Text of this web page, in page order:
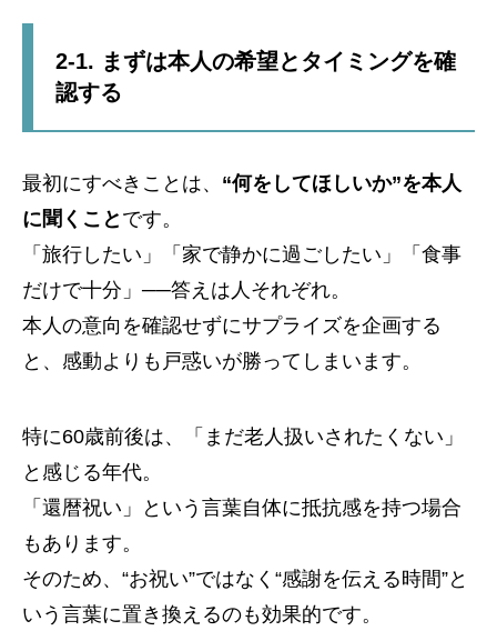
2-1. まずは本人の希望とタイミングを確
認する
最初にすべきことは、 “何をしてほしいか”を本人
に聞くこと です。
「旅行したい」「家で静かに過ごしたい」「食事
だけで十分」──答えは人それぞれ。
本人の意向を確認せずにサプライズを企画する
と、感動よりも戸惑いが勝ってしまいます。
特に60歳前後は、「まだ老人扱いされたくない」
と感じる年代。
「還暦祝い」という言葉自体に抵抗感を持つ場合
もあります。
そのため、“お祝い”ではなく“感謝を伝える時間”と
いう言葉に置き換えるのも効果的です。